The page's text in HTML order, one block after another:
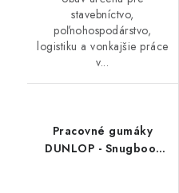
stavebníctvo,
poľnohospodárstvo,
logistiku a vonkajšie práce
v...
Pracovné gumáky
DUNLOP - Snugboot